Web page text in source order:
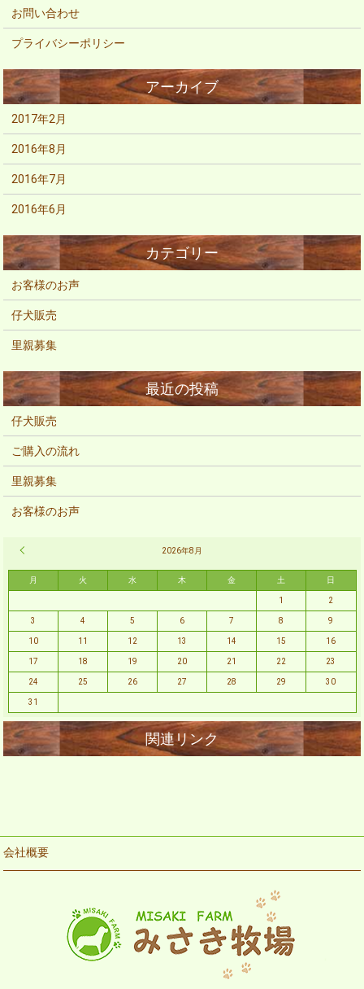
お問い合わせ
プライバシーポリシー
2017年2月
2016年8月
2016年7月
2016年6月
お客様のお声
仔犬販売
里親募集
仔犬販売
ご購入の流れ
里親募集
お客様のお声
2026年8月
月 火 水 木 金 土 日
1 2
3 4 5 6 7 8 9
10 11 12 13 14 15 16
17 18 19 20 21 22 23
24 25 26 27 28 29 30
31
会社概要